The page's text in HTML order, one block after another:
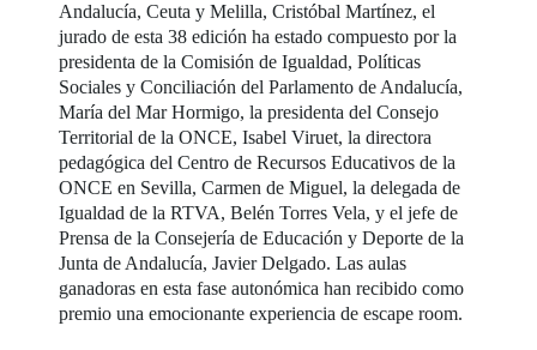
Andalucía, Ceuta y Melilla, Cristóbal Martínez, el
jurado de esta 38 edición ha estado compuesto por la
presidenta de la Comisión de Igualdad, Políticas
Sociales y Conciliación del Parlamento de Andalucía,
María del Mar Hormigo, la presidenta del Consejo
Territorial de la ONCE, Isabel Viruet, la directora
pedagógica del Centro de Recursos Educativos de la
ONCE en Sevilla, Carmen de Miguel, la delegada de
Igualdad de la RTVA, Belén Torres Vela, y el jefe de
Prensa de la Consejería de Educación y Deporte de la
Junta de Andalucía, Javier Delgado. Las aulas
ganadoras en esta fase autonómica han recibido como
premio una emocionante experiencia de escape room.